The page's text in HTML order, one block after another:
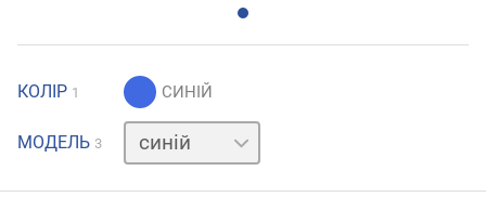
КОЛІР 1
МОДЕЛЬ 3
бежевий
зелений